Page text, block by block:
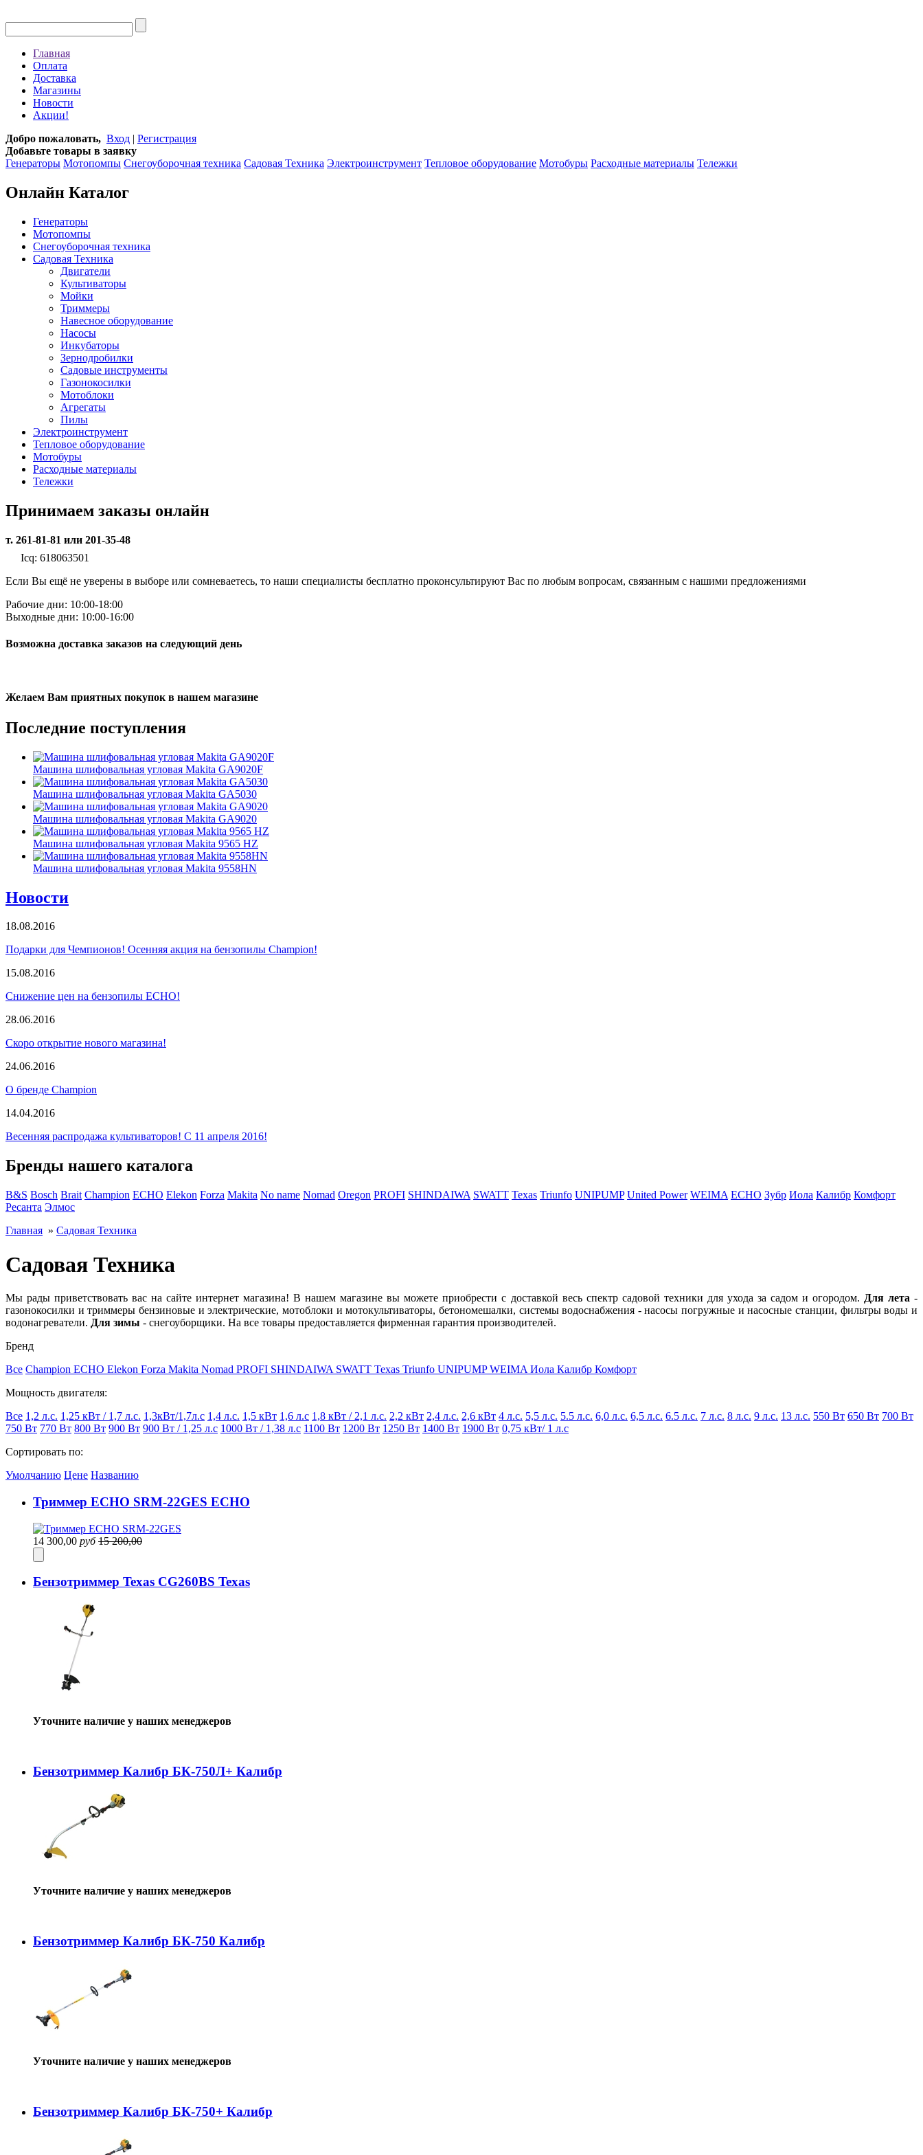
Главная
Оплата
Доставка
Магазины
Новости
Акции!
Добро пожаловать, Вход | Регистрация
Добавьте товары в заявку
Генераторы Мотопомпы Снегоуборочная техника Садовая Техника Электроинструмент Тепловое оборудование Мотобуры Расходные материалы Тележки
Онлайн Каталог
Генераторы
Мотопомпы
Снегоуборочная техника
Садовая Техника
Двигатели
Культиваторы
Мойки
Триммеры
Навесное оборудование
Насосы
Инкубаторы
Зернодробилки
Садовые инструменты
Газонокосилки
Мотоблоки
Агрегаты
Пилы
Электроинструмент
Тепловое оборудование
Мотобуры
Расходные материалы
Тележки
Принимаем заказы онлайн
т. 261-81-81 или 201-35-48
Icq: 618063501
Если Вы ещё не уверены в выборе или сомневаетесь, то наши специалисты бесплатно проконсультируют Вас по любым вопросам, связанным с нашими предложениями
Рабочие дни: 10:00-18:00
Выходные дни: 10:00-16:00
Возможна доставка заказов на следующий день
Желаем Вам приятных покупок в нашем магазине
Последние поступления
Машина шлифовальная угловая Makita GA9020F
Машина шлифовальная угловая Makita GA5030
Машина шлифовальная угловая Makita GA9020
Машина шлифовальная угловая Makita 9565 HZ
Машина шлифовальная угловая Makita 9558HN
Новости
18.08.2016
Подарки для Чемпионов! Осенняя акция на бензопилы Champion!
15.08.2016
Снижение цен на бензопилы ECHO!
28.06.2016
Скоро открытие нового магазина!
24.06.2016
О бренде Champion
14.04.2016
Весенняя распродажа культиваторов! С 11 апреля 2016!
Бренды нашего каталога
B&S Bosch Brait Champion ECHO Elekon Forza Makita No name Nomad Oregon PROFI SHINDAIWA SWATT Texas Triunfo UNIPUMP United Power WEIMA ЕСНО Зубр Иола Калибр Комфорт
Ресанта Элмос
Главная » Садовая Техника
Садовая Техника
Мы рады приветствовать вас на сайте интернет магазина! В нашем магазине вы можете приобрести с доставкой весь спектр садовой техники для ухода за садом и огородом. Для лета -
газонокосилки и триммеры бензиновые и электрические, мотоблоки и мотокультиваторы, бетономешалки, системы водоснабжения - насосы погружные и насосные станции, фильтры воды и
водонагреватели. Для зимы - снегоуборщики. На все товары предоставляется фирменная гарантия производителей.
Бренд
Все Champion ECHO Elekon Forza Makita Nomad PROFI SHINDAIWA SWATT Texas Triunfo UNIPUMPWEIMA Иола Калибр Комфорт
Мощность двигателя:
Все 1,2 л.с. 1,25 кВт / 1,7 л.с. 1,3кВт/1,7л.с 1,4 л.с. 1,5 кВт 1,6 л.с 1,8 кВт / 2,1 л.с. 2,2 кВт 2,4 л.с. 2,6 кВт 4 л.с. 5,5 л.с. 5.5 л.с. 6,0 л.с. 6,5 л.с. 6.5 л.с. 7 л.с. 8 л.с. 9 л.с. 13 л.с. 550 Вт 650 Вт 700 Вт
750 Вт 770 Вт 800 Вт 900 Вт 900 Вт / 1,25 л.с 1000 Вт / 1,38 л.с 1100 Вт 1200 Вт 1250 Вт 1400 Вт 1900 Вт 0,75 кВт/ 1 л.с
Сортировать по:
Умолчанию Цене Названию
Триммер ECHO SRM-22GES ECHO
14 300,00 руб 15 200,00
Бензотриммер Texas CG260BS Texas
Уточните наличие у наших менеджеров
Бензотриммер Калибр БК-750Л+ Калибр
Уточните наличие у наших менеджеров
Бензотриммер Калибр БК-750 Калибр
Уточните наличие у наших менеджеров
Бензотриммер Калибр БК-750+ Калибр